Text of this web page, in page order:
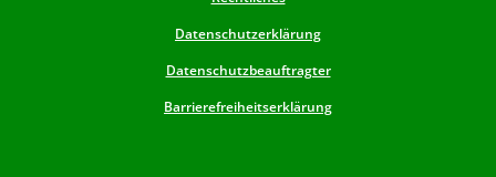
Datenschutzerklärung
Datenschutzbeauftragter
Barrierefreiheitserklärung